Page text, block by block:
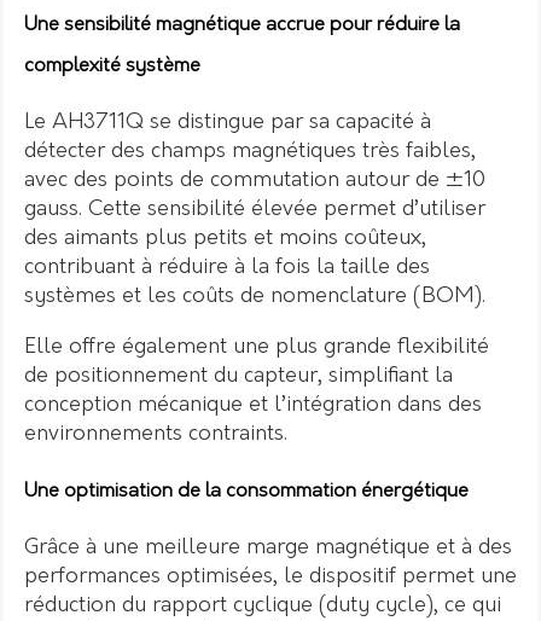
Une sensibilité magnétique accrue pour réduire la
complexité système
Le AH3711Q se distingue par sa capacité à
détecter des champs magnétiques très faibles,
avec des points de commutation autour de ±10
gauss. Cette sensibilité élevée permet d’utiliser
des aimants plus petits et moins coûteux,
contribuant à réduire à la fois la taille des
systèmes et les coûts de nomenclature (BOM).
Elle offre également une plus grande flexibilité
de positionnement du capteur, simplifiant la
conception mécanique et l’intégration dans des
environnements contraints.
Une optimisation de la consommation énergétique
Grâce à une meilleure marge magnétique et à des
performances optimisées, le dispositif permet une
réduction du rapport cyclique (duty cycle), ce qui